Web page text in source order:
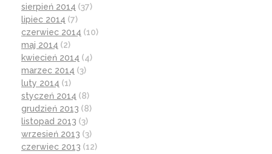
sierpień 2014 (37)
lipiec 2014 (7)
czerwiec 2014 (10)
maj 2014 (2)
kwiecień 2014 (4)
marzec 2014 (3)
luty 2014 (1)
styczeń 2014 (8)
grudzień 2013 (8)
listopad 2013 (3)
wrzesień 2013 (3)
czerwiec 2013 (12)